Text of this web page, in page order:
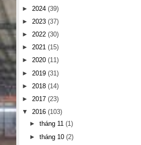
► 2024 (39)
► 2023 (37)
► 2022 (30)
► 2021 (15)
► 2020 (11)
► 2019 (31)
► 2018 (14)
► 2017 (23)
▼
2016 (103)
►tháng 11(1)
►tháng 10(2)